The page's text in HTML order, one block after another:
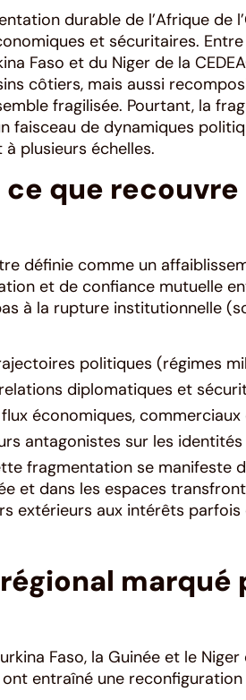
durable de l’Afrique de
et sécuritaires.
Faso et du Niger de la
côtiers, mais aussi
fragilisée. Pourtant, la
faisceau de dynamiques
plusieurs échelles.
que
définie comme un
et de confiance mutuelle
à la rupture institutionnelle
politiques (régimes
diplomatiques et
économiques, commerciaux
antagonistes sur les
fragmentation se manifeste
et dans les espaces
extérieurs aux intérêts parfois
marqué
Faso, la Guinée et le
entraîné une